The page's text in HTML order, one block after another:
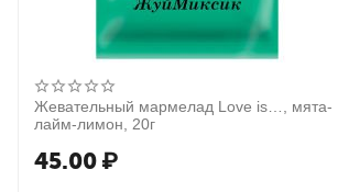
Жевательный мармелад Love is…, мята-
лайм-лимон, 20г
45.00 ₽